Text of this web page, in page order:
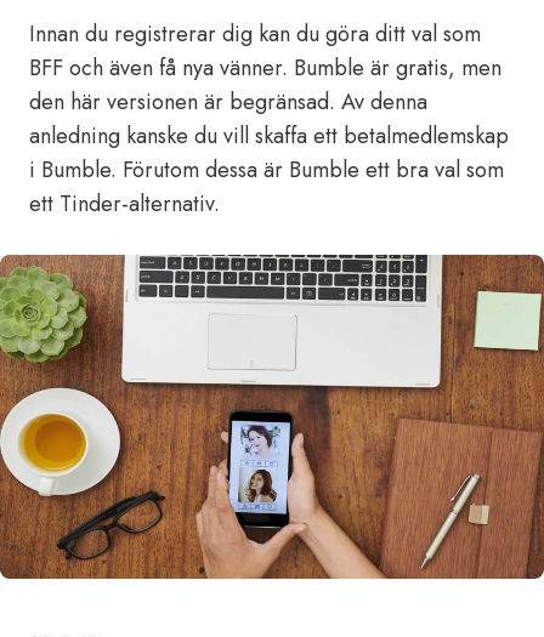
Innan du registrerar dig kan du göra ditt val som
BFF och även få nya vänner. Bumble är gratis, men
den här versionen är begränsad. Av denna
anledning kanske du vill skaffa ett betalmedlemskap
i Bumble. Förutom dessa är Bumble ett bra val som
ett Tinder-alternativ.